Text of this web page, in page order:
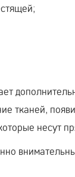
тканей,
несут